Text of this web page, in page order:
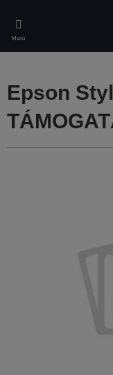
main
content
Menü
Epson